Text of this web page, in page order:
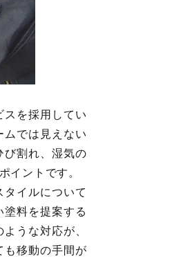
を採用してい
ムでは見えない
び割れ、湿気の
イントです。
イルについて
料を提案する
うな対応が、
も移動の手間が